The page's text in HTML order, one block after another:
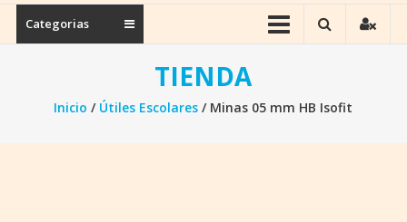
Categorias
TIENDA
Inicio / Útiles Escolares / Minas 05 mm HB Isofit